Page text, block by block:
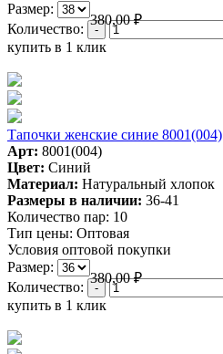
Размер:
380,00₽
Количество:
купить в 1 клик
Тапочки женские синие 8001(004)
Арт: 8001(004)
Цвет: Синий
Материал: Натуральный хлопок
Размеры в наличии: 36-41
Количество пар: 10
Тип цены: Оптовая
Условия оптовой покупки
Размер:
380,00₽
Количество:
купить в 1 клик